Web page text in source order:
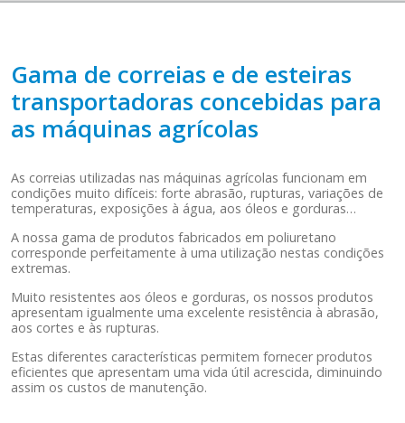
Gama de correias e de esteiras
transportadoras concebidas para
as máquinas agrícolas
As correias utilizadas nas máquinas agrícolas funcionam em
condições muito difíceis: forte abrasão, rupturas, variações de
temperaturas, exposições à água, aos óleos e gorduras…
A nossa gama de produtos fabricados em poliuretano
corresponde perfeitamente à uma utilização nestas condições
extremas.
Muito resistentes aos óleos e gorduras, os nossos produtos
apresentam igualmente uma excelente resistência à abrasão,
aos cortes e às rupturas.
Estas diferentes características permitem fornecer produtos
eficientes que apresentam uma vida útil acrescida, diminuindo
assim os custos de manutenção.